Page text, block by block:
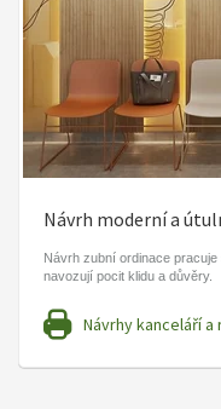
Návrh moderní a
Návrh zubní ordinace
navozují pocit klidu a důvěry.
Návrhy kanceláří